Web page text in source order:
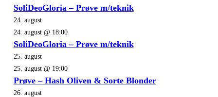
SoliDeoGloria – Prøve m/teknik
24. august
24. august @ 18:00
SoliDeoGloria – Prøve m/teknik
25. august
25. august @ 19:00
Prøve – Hash Oliven & Sorte Blonder
26. august